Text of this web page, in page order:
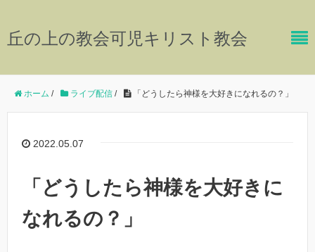
丘の上の教会可児キリスト教会
ホーム / ライブ配信 / 「どうしたら神様を大好きになれるの？」
2022.05.07
「どうしたら神様を大好きに
なれるの？」